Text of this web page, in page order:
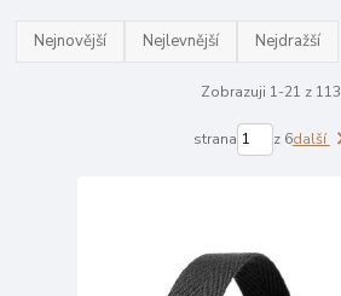
Nejnovější Nejlevnější Nejdražší
Zobrazuji 1-21 z 113
strana z 6další